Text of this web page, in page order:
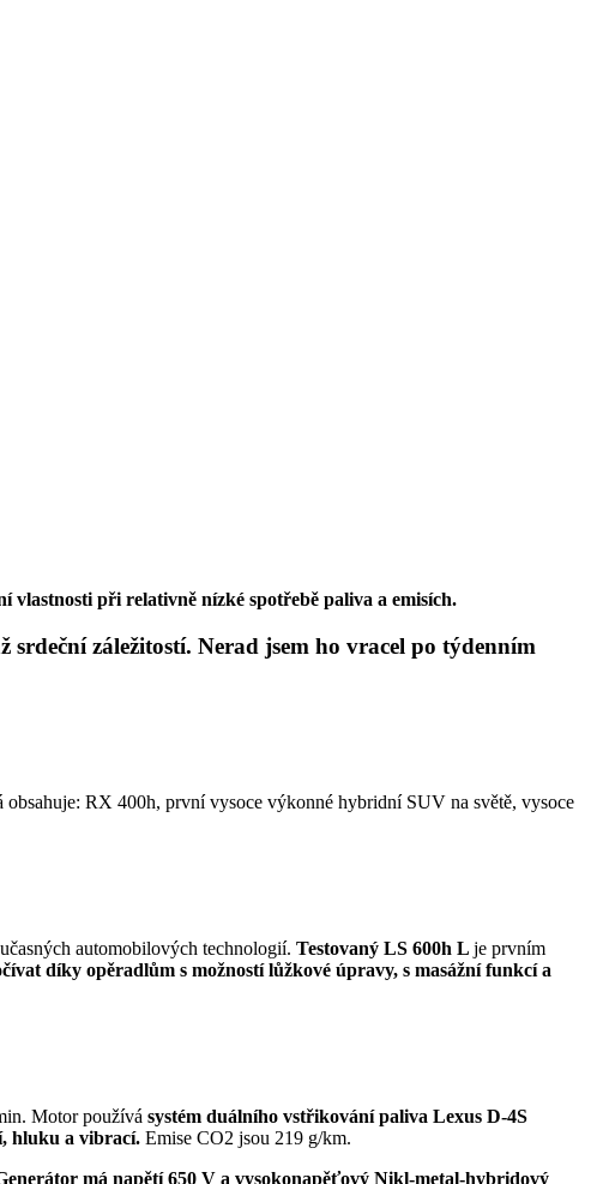
vlastnosti při relativně nízké spotřebě paliva a emisích.
záležitostí. Nerad jsem ho vracel po týdenním
RX 400h, první vysoce výkonné hybridní SUV na světě, vysoce
automobilových technologií. Testovaný LS 600h L je prvním
díky opěradlům s možností lůžkové úpravy, s masážní funkcí a
Motor používá systém duálního vstřikování paliva Lexus D-4S
hluku a vibrací. Emise CO2 jsou 219 g/km.
má napětí650 V a vysokonapěťový Nikl-metal-hybridový